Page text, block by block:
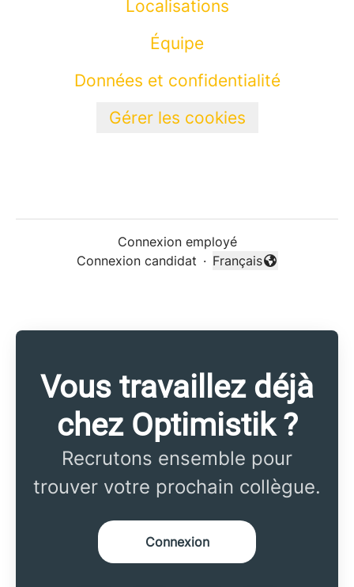
Localisations
Équipe
Données et confidentialité
Gérer les cookies
Connexion employé
Connexion candidat ·
Changer la langue
Français
Vous travaillez déjà
chez Optimistik ?
Recrutons ensemble pour
trouver votre prochain collègue.
Connexion